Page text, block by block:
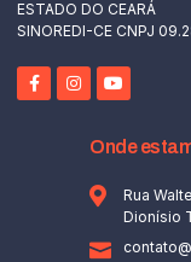
ESTADO DO CEARÁ
SINOREDI-CE CNPJ
Onde
Rua
Dionísio